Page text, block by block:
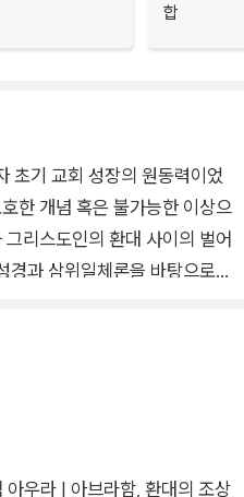
합
초기 교회 성장의 원동력이었
한 개념 혹은 불가능한 이상으
리스도인의 환대 사이의 벌어
경과 삼위일체론을 바탕으로
장한다. 공간, 선물, 집, 식사,
임 등을 논하는 흐름 속에서,
데서도 그리스도인이 환대
우라 | 아브라함, 환대의 조상